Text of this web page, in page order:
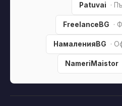
Patuvai ·
FreelanceBG ·
НамаленияBG ·
NameriMaistor